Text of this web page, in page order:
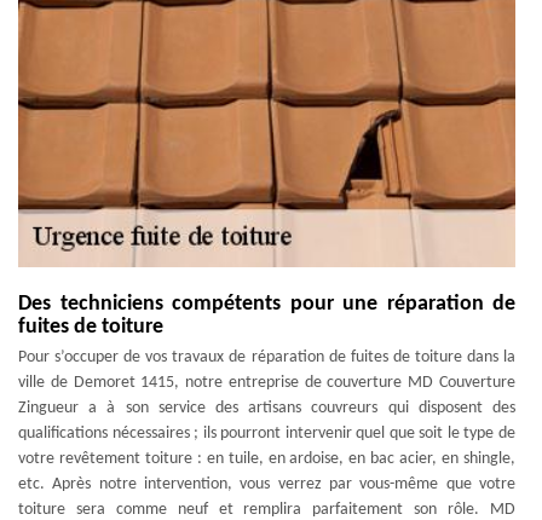
Des techniciens compétents pour une réparation de
fuites de toiture
Pour s’occuper de vos travaux de réparation de fuites de toiture dans la
ville de Demoret 1415, notre entreprise de couverture MD Couverture
Zingueur a à son service des artisans couvreurs qui disposent des
qualifications nécessaires ; ils pourront intervenir quel que soit le type de
votre revêtement toiture : en tuile, en ardoise, en bac acier, en shingle,
etc. Après notre intervention, vous verrez par vous-même que votre
toiture sera comme neuf et remplira parfaitement son rôle. MD